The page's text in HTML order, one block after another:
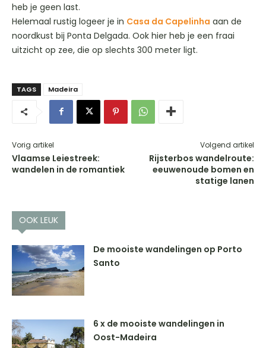
heb je geen last.
Helemaal rustig logeer je in Casa da Capelinha aan de
noordkust bij Ponta Delgada. Ook hier heb je een fraai
uitzicht op zee, die op slechts 300 meter ligt.
TAGS Madeira
Vorig artikel
Vlaamse Leiestreek:
wandelen in de romantiek
Volgend artikel
Rijsterbos wandelroute:
eeuwenoude bomen en
statige lanen
OOK LEUK
De mooiste wandelingen op Porto
Santo
6 x de mooiste wandelingen in
Oost-Madeira